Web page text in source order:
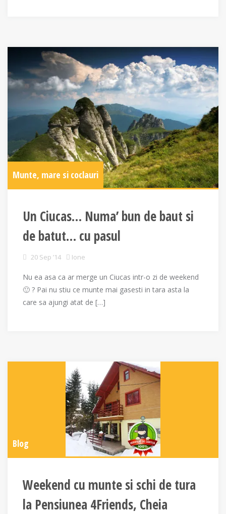
Munte, mare si coclauri
Un Ciucas… Numa’ bun de baut si
de batut… cu pasul
20 Sep ’14 Ione
Nu ea asa ca ar merge un Ciucas intr-o zi de weekend
🙂 ? Pai nu stiu ce munte mai gasesti in tara asta la
care sa ajungi atat de […]
Blog
Weekend cu munte si schi de tura
la Pensiunea 4Friends, Cheia